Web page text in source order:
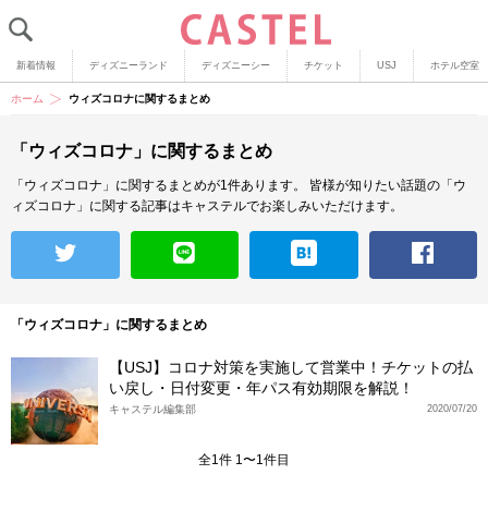
新着情報 ディズニーランド ディズニーシー チケット USJ ホテル空室
ホーム ウィズコロナに関するまとめ
「ウィズコロナ」に関するまとめ
「ウィズコロナ」に関するまとめが1件あります。
皆様が知りたい話題の「ウ
ィズコロナ」に関する記事はキャステルでお楽しみいただけます。
「ウィズコロナ」に関するまとめ
【USJ】コロナ対策を実施して営業中！チケットの払
い戻し・日付変更・年パス有効期限を解説！
2020/07/20
キャステル編集部
全1件 1〜1件目